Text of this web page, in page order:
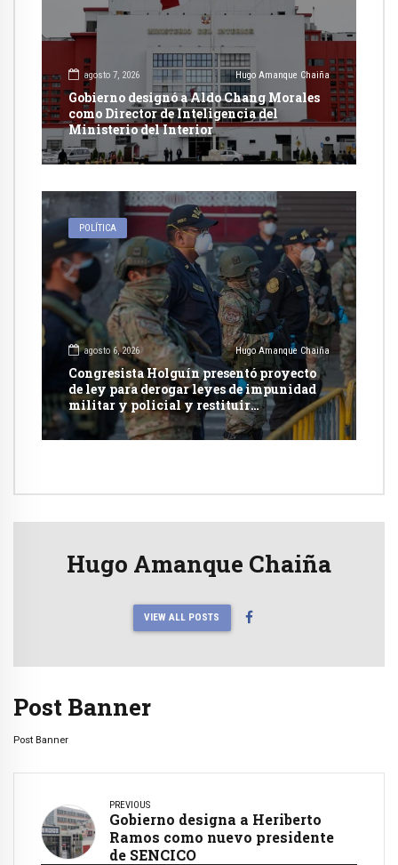
agosto 7, 2026 Hugo Amanque Chaiña
Gobierno designó a Aldo Chang Morales
como Director de Inteligencia del
Ministerio del Interior
POLÍTICA
agosto 6, 2026 Hugo Amanque Chaiña
Congresista Holguín presentó proyecto
de ley para derogar leyes de impunidad
militar y policial y restituir
competencia de justicia ordinaria
Hugo Amanque Chaiña
VIEW ALL POSTS
Post Banner
Post Banner
PREVIOUS
Gobierno designa a Heriberto
Ramos como nuevo presidente
de SENCICO